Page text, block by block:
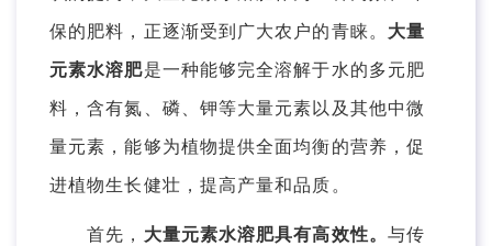
保的肥料，正逐渐受到广大农户的青睐。 大量
元素水溶肥是一种能够完全溶解于水的多元肥
料，含有氮、磷、钾等大量元素以及其他中微
量元素，能够为植物提供全面均衡的营养，促
进植物生长健壮，提高产量和品质。
首先， 大量元素水溶肥具有高效性。 与传